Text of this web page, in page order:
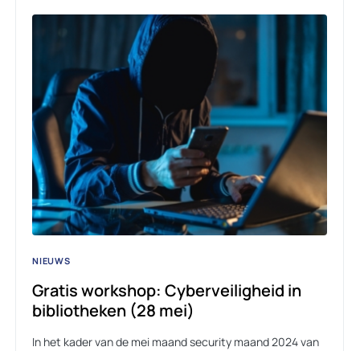
NIEUWS
Gratis workshop: Cyberveiligheid in
bibliotheken (28 mei)
In het kader van de mei maand security maand 2024 van